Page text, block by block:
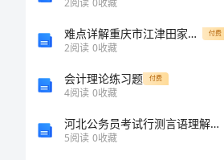
2阅读 0收藏
难点详解重庆市江津田家炳中学数学人教版七年级下册二元一次方程组综合测试A卷（解析版） 付费
2阅读 0收藏
会计理论练习题 付费
4阅读 0收藏
河北公务员考试行测言语理解与表达专项强化真题试卷及答案（名校卷）
5阅读 0收藏